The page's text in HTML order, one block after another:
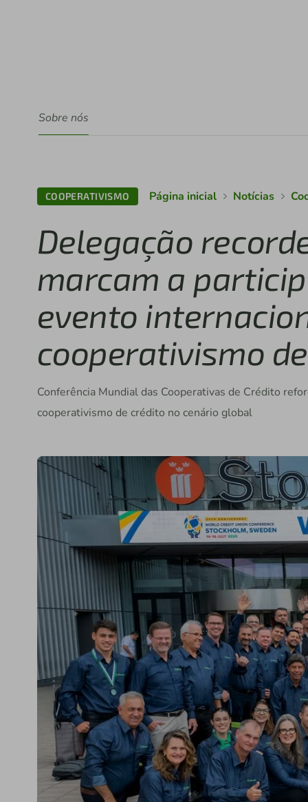
Sobre nós
COOPERATIVISMO Página inicial Notícias
Delegação
marcam a
evento
cooperativismo
Conferência Mundial das Cooperativas de Crédito
cooperativismo de crédito no cenário global